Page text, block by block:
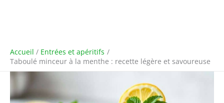
Accueil
Entrées et apéritifs
Taboulé minceur à la menthe : recette légère et savoureuse